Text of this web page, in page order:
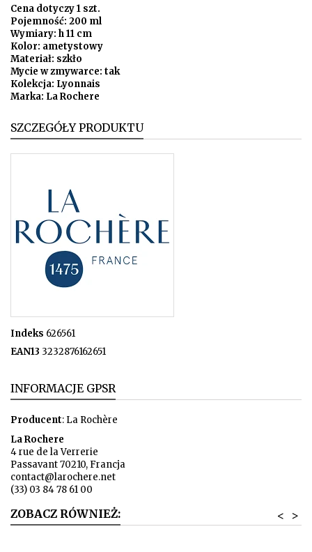
Cena dotyczy 1 szt.
Pojemność: 200 ml
Wymiary: h 11 cm
Kolor: ametystowy
Materiał: szkło
Mycie w zmywarce: tak
Kolekcja: Lyonnais
Marka: La Rochere
SZCZEGÓŁY PRODUKTU
Indeks 626561
EAN13 3232876162651
INFORMACJE GPSR
Producent: La Rochère
La Rochere
4 rue de la Verrerie
Passavant 70210, Francja
contact@larochere.net
(33) 03 84 78 61 00
ZOBACZ RÓWNIEŻ: >
<